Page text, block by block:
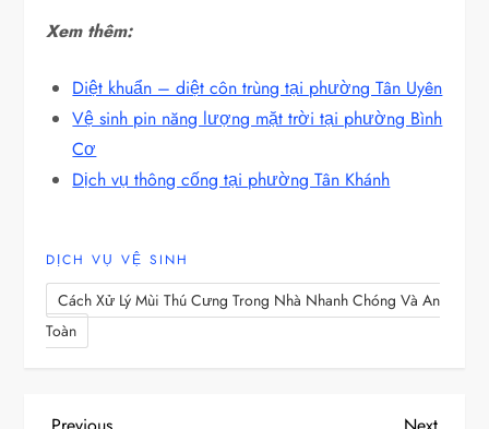
Xem thêm:
Diệt khuẩn – diệt côn trùng tại phường Tân Uyên
Vệ sinh pin năng lượng mặt trời tại phường Bình
Cơ
Dịch vụ thông cống tại phường Tân Khánh
DỊCH VỤ VỆ SINH
Cách Xử Lý Mùi Thú Cưng Trong Nhà Nhanh Chóng Và An
Toàn
Previous
Next